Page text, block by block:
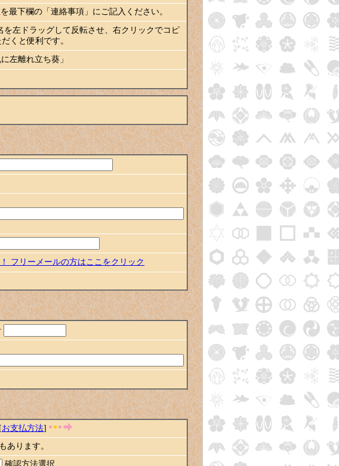
を最下欄の「連絡事項」にご記入ください。
を左ドラッグして反転させ、右クリックでコピ
くと便利です。
離れ立ち葵」
フリーメールの方はここをクリック
お支払方法]
あります。
確認方法選択